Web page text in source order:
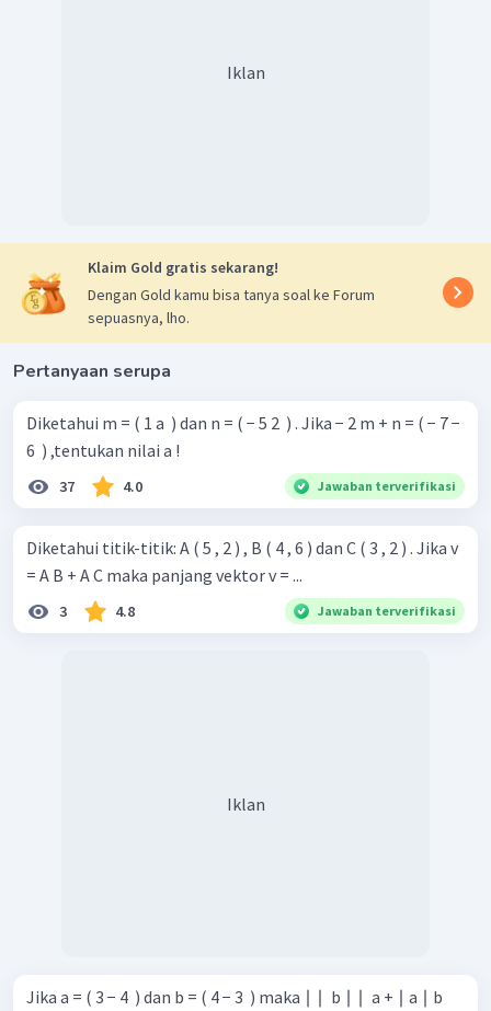
Iklan
Klaim Gold gratis sekarang!
Dengan Gold kamu bisa tanya soal ke Forum
sepuasnya, lho.
Pertanyaan serupa
Diketahui m = ( 1 a ​ ) dan n = ( − 5 2 ​ ) . Jika − 2 m + n = ( − 7 −
6 ​ ) ,tentukan nilai a !
37 4.0 Jawaban terverifikasi
Diketahui titik-titik: A ( 5 , 2 ) , B ( 4 , 6 ) dan C ( 3 , 2 ) . Jika v
= A B + A C maka panjang vektor v = ...
3 4.8 Jawaban terverifikasi
Iklan
Jika a = ( 3 − 4 ​ ) dan b = ( 4 − 3 ​ ) maka ∣ ∣ ​ b ∣ ∣ ​ a + ∣ a ∣ b